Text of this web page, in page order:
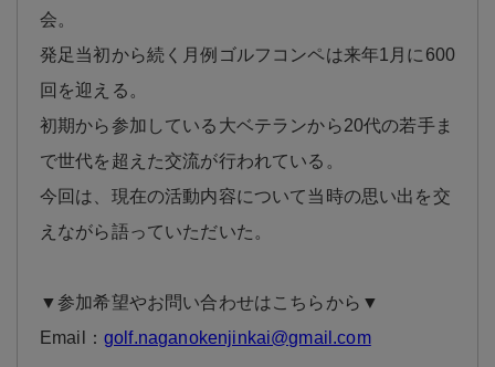
会。
発足当初から続く月例ゴルフコンペは来年1月に600
回を迎える。
初期から参加している大ベテランから20代の若手ま
で世代を超えた交流が行われている。
今回は、現在の活動内容について当時の思い出を交
えながら語っていただいた。
▼参加希望やお問い合わせはこちらから▼
Email： golf.naganokenjinkai@gmail.com